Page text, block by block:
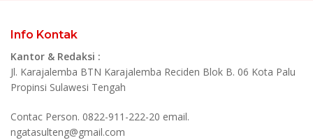
Info Kontak
Kantor & Redaksi :
Jl. Karajalemba BTN Karajalemba Reciden Blok B. 06 Kota Palu
Propinsi Sulawesi Tengah
Contac Person. 0822-911-222-20 email.
ngatasulteng@gmail.com